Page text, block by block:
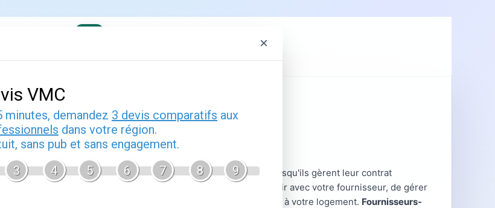
Contact EDF Engie Fournisseurs Demenagement GRDF
pratique
est un sujet que de nombreux foyers français rencontrent lorsqu'ils gèrent leur contrat
Bien comprendre cette thématique vous permet de mieux interagir avec votre fournisseur, de gérer
sereinement et d'anticiper les démarches administratives liées à votre logement. Fournisseurs-
×